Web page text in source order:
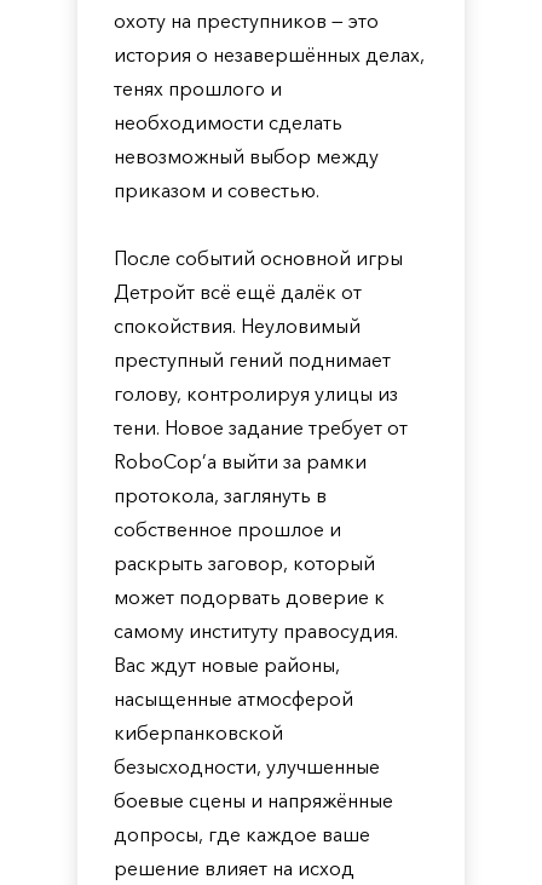
охоту на преступников — это
история о незавершённых делах,
тенях прошлого и
необходимости сделать
невозможный выбор между
приказом и совестью.
После событий основной игры
Детройт всё ещё далёк от
спокойствия. Неуловимый
преступный гений поднимает
голову, контролируя улицы из
тени. Новое задание требует от
RoboCop’а выйти за рамки
протокола, заглянуть в
собственное прошлое и
раскрыть заговор, который
может подорвать доверие к
самому институту правосудия.
Вас ждут новые районы,
насыщенные атмосферой
киберпанковской
безысходности, улучшенные
боевые сцены и напряжённые
допросы, где каждое ваше
решение влияет на исход